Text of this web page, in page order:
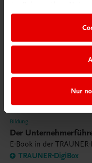
Nur
Bildung
Der
E-Book in der
TRAUNER-DigiBox